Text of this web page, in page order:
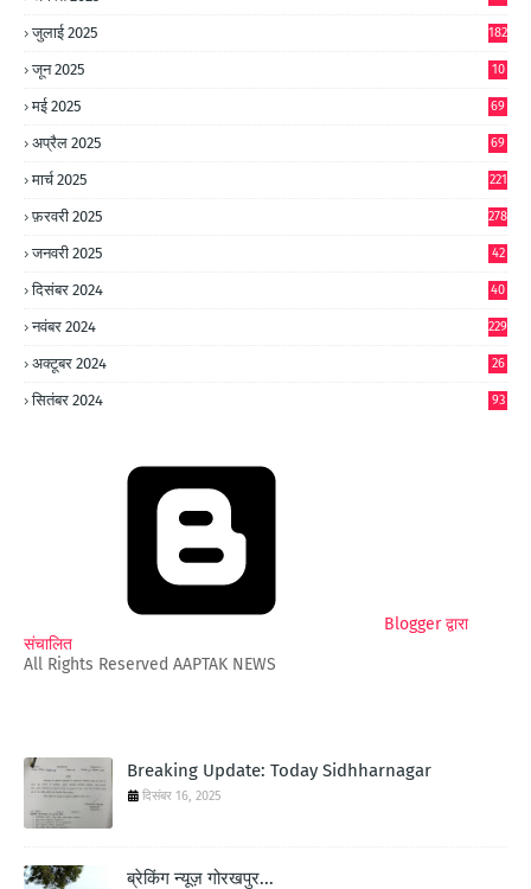
जुलाई 2025 182
जून 2025
10
मई 2025 69
अप्रैल 2025 69
मार्च 2025 221
फ़रवरी 2025 278
जनवरी 2025
42
दिसंबर 2024
40
नवंबर 2024 229
अक्टूबर 2024
26
सितंबर 2024 93
Blogger द्वारा
संचालित
All Rights Reserved AAPTAK NEWS
Breaking Update: Today Sidhharnagar
दिसंबर 16, 2025
ब्रेकिंग न्यूज़ गोरखपुर...